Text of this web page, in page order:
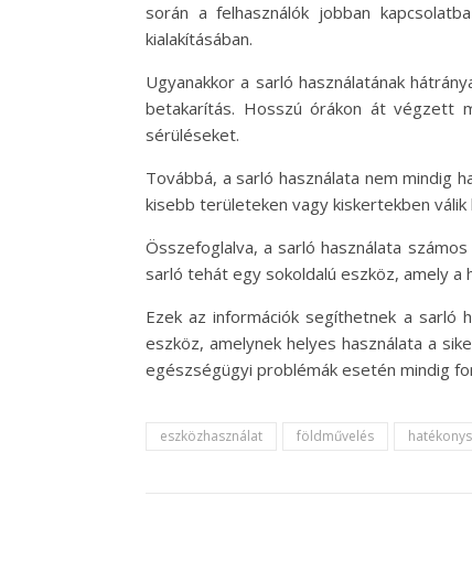
során a felhasználók jobban
kialakításában.
Ugyanakkor a sarló használatának
betakarítás. Hosszú órákon át végzett
sérüléseket.
Továbbá, a sarló használata nem mindig
kisebb területeken vagy kiskertekben
Összefoglalva, a sarló használata
sarló tehát egy sokoldalú eszköz, amely
Ezek az információk segíthetnek a sarló
eszköz, amelynek helyes használata a
egészségügyi problémák esetén mindig
eszközhasználat földművelés